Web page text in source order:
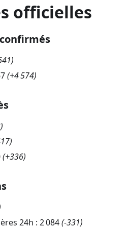
officielles
)
(+4 574)
)
)
(+336)
24h : 2 084(-331)